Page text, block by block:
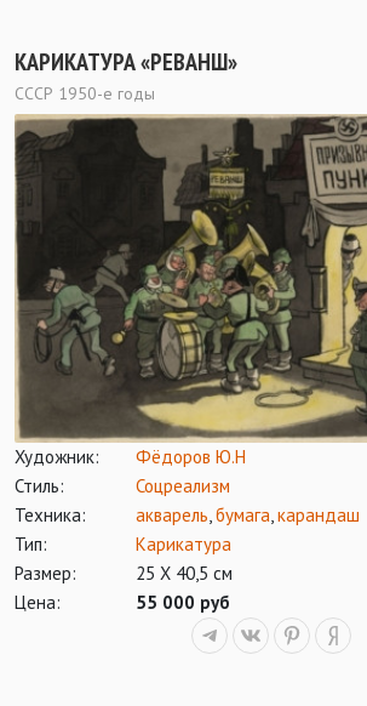
КАРИКАТУРА «РЕВАНШ»
СССР 1950-е годы
Художник:
Фёдоров Ю.Н
Стиль:
Соцреализм
Техника:
акварель,бумага,карандаш
Тип:
Карикатура
Размер:
25 Х 40,5 см
Цена:
55 000 руб